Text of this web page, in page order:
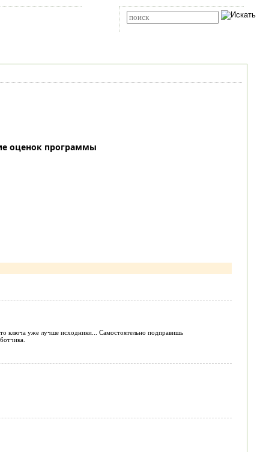
оценок программы
ключа уже лучше исходники... Самостоятельно подправишь